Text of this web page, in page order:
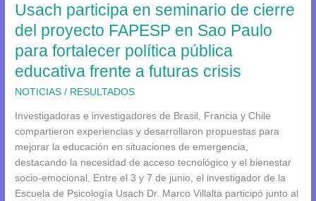
Usach participa en seminario de cierre
del proyecto FAPESP en Sao Paulo
para fortalecer política pública
educativa frente a futuras crisis
NOTICIAS / RESULTADOS
Investigadoras e investigadores de Brasil, Francia y Chile
compartieron experiencias y desarrollaron propuestas para
mejorar la educación en situaciones de emergencia,
destacando la necesidad de acceso tecnológico y el bienestar
socio-emocional. Entre el 3 y 7 de junio, el investigador de la
Escuela de Psicología Usach Dr. Marco Villalta participó junto al
proyecto
FAPESP
en
Sao
Paulo
política
pública
educativa
frente
a
futuras